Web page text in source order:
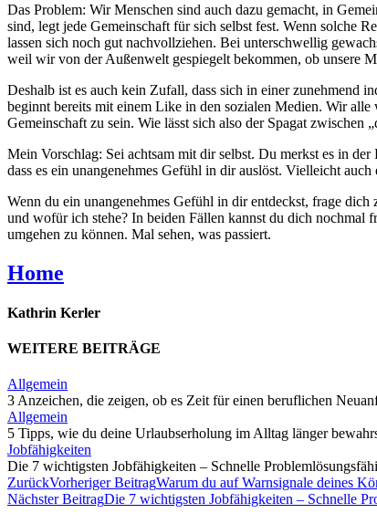
Das Problem: Wir Menschen sind auch dazu gemacht, in
sind, legt jede Gemeinschaft für sich selbst fest. Wenn solche
lassen sich noch gut nachvollziehen. Bei unterschwellig
weil wir von der Außenwelt gespiegelt bekommen, ob unsere
Deshalb ist es auch kein Zufall, dass sich in einer zunehmend
beginnt bereits mit einem Like in den sozialen Medien. Wir
Gemeinschaft zu sein. Wie lässt sich also der Spagat
Mein Vorschlag: Sei achtsam mit dir selbst. Du merkst es in
dass es ein unangenehmes Gefühl in dir auslöst. Vielleicht
Wenn du ein unangenehmes Gefühl in dir entdeckst, frage
und wofür ich stehe? In beiden Fällen kannst du dich nochmal
umgehen zu können. Mal sehen, was passiert.
Home
Kathrin Kerler
WEITERE BEITRÄGE
Allgemein
3 Anzeichen, die zeigen, ob es Zeit für einen beruflichen
Allgemein
5 Tipps, wie du deine Urlaubserholung im Alltag länger
Jobfähigkeiten
Die 7 wichtigsten Jobfähigkeiten – Schnelle
ZurückVorheriger BeitragWarum du auf Warnsignale deines
Nächster BeitragDie 7 wichtigsten Jobfähigkeiten – Schnelle